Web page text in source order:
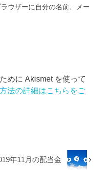
ウザーに自分の名前、メー
めに Akismet を使って
法の詳細はこちらをご
年11月の配当金